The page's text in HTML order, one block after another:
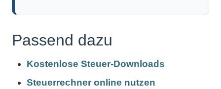
Passend dazu
Kostenlose Steuer-Downloads
Steuerrechner online nutzen